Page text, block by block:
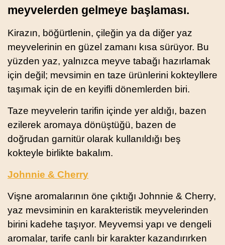
meyvelerden gelmeye başlaması.
Kirazın, böğürtlenin, çileğin ya da diğer yaz
meyvelerinin en güzel zamanı kısa sürüyor. Bu
yüzden yaz, yalnızca meyve tabağı hazırlamak
için değil; mevsimin en taze ürünlerini kokteyllere
taşımak için de en keyifli dönemlerden biri.
Taze meyvelerin tarifin içinde yer aldığı, bazen
ezilerek aromaya dönüştüğü, bazen de
doğrudan garnitür olarak kullanıldığı beş
kokteyle birlikte bakalım.
Johnnie & Cherry
Vişne aromalarının öne çıktığı Johnnie & Cherry,
yaz mevsiminin en karakteristik meyvelerinden
birini kadehe taşıyor. Meyvemsi yapı ve dengeli
aromalar, tarife canlı bir karakter kazandırırken